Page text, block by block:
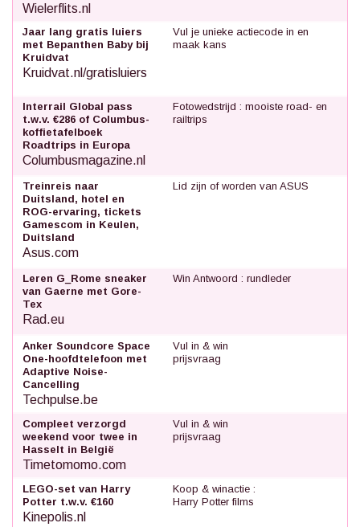
Wielerflits.nl
Jaar lang gratis luiers
met Bepanthen Baby bij
Kruidvat
Kruidvat.nl/gratisluiers
Vul je unieke actiecode in en
maak kans
Interrail Global pass
t.w.v. €286 of Columbus-
koffietafelboek
Roadtrips in Europa
Columbusmagazine.nl
Fotowedstrijd : mooiste road- en
railtrips
Treinreis naar
Duitsland, hotel en
ROG-ervaring, tickets
Gamescom in Keulen,
Duitsland
Asus.com
Lid zijn of worden van ASUS
Leren G_Rome sneaker
van Gaerne met Gore-
Tex
Rad.eu
Win Antwoord : rundleder
Anker Soundcore Space
One-hoofdtelefoon met
Adaptive Noise-
Cancelling
Techpulse.be
Vul in & win
prijsvraag
Compleet verzorgd
weekend voor twee in
Hasselt in België
Timetomomo.com
Vul in & win
prijsvraag
LEGO-set van Harry
Potter t.w.v. €160
Kinepolis.nl
Koop & winactie :
Harry Potter films